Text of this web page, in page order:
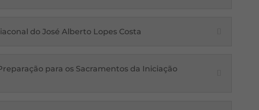
do José Alberto Lopes Costa
para os Sacramentos da Iniciação